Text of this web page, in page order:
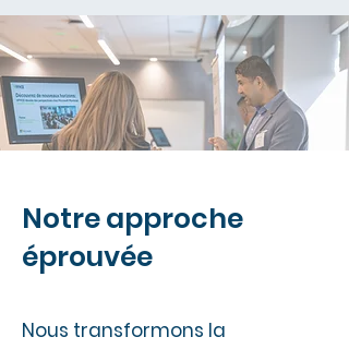
Notre approche
éprouvée
Nous transformons la